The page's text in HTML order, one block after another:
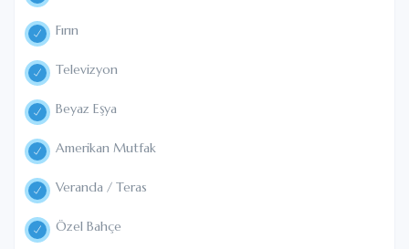
Fırın
Televizyon
Beyaz Eşya
Amerikan Mutfak
Veranda / Teras
Özel Bahçe